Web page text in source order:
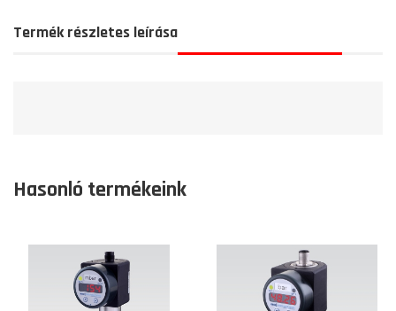
Termék részletes leírása
Hasonló termékeink